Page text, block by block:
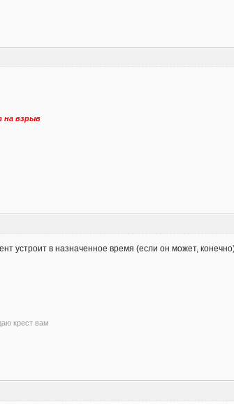
на взрыв
устроит в назначенное время (если он может,
крест вам